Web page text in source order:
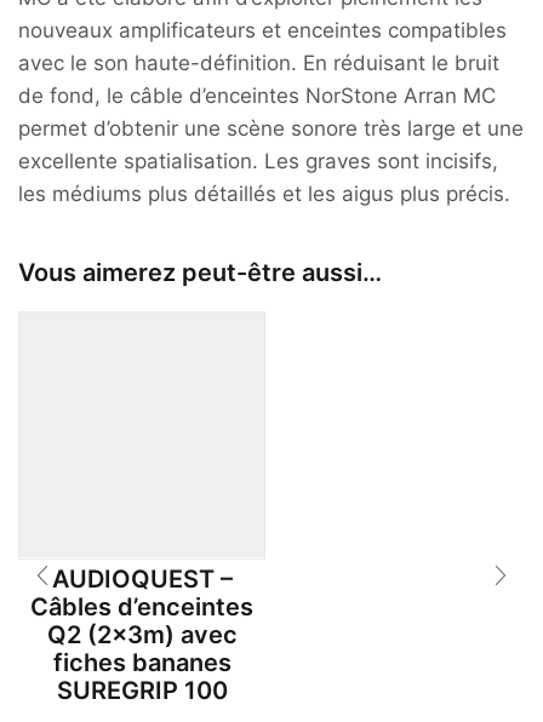
nouveaux amplificateurs et enceintes compatibles
avec le son haute-définition. En réduisant le bruit
de fond, le câble d’enceintes NorStone Arran MC
permet d’obtenir une scène sonore très large et une
excellente spatialisation. Les graves sont incisifs,
les médiums plus détaillés et les aigus plus précis.
Vous aimerez peut-être aussi…
AUDIOQUEST –
Câbles d’enceintes
Q2 (2x3m) avec
fiches bananes
SUREGRIP 100